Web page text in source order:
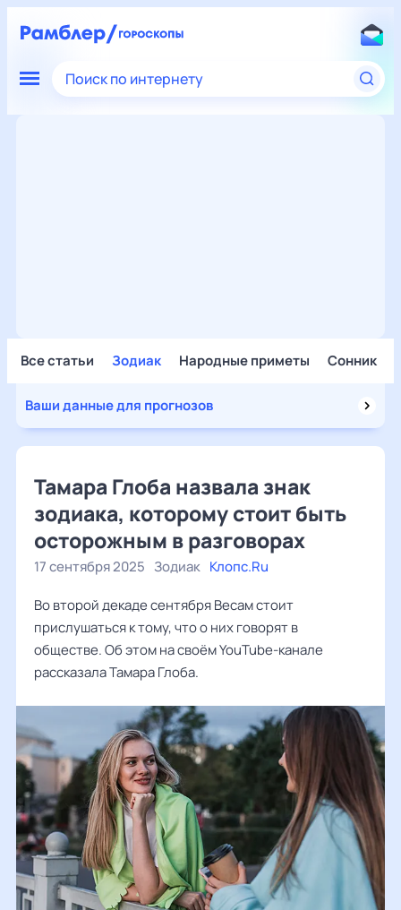
Поиск по интернету
Все статьи Зодиак Народные приметы Сонник
Ваши данные для прогнозов
Тамара Глоба назвала знак
зодиака, которому стоит быть
осторожным в разговорах
17 сентября 2025 Зодиак Клопс.Ru
Во второй декаде сентября Весам стоит
прислушаться к тому, что о них говорят в
обществе. Об этом на своём YouTube-канале
рассказала Тамара Глоба.